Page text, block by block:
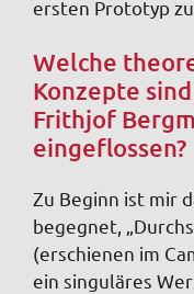
ersten Prototyp
Welche
Konzepte
Frithjof
eingeflossen?
Zu Beginn ist mir
begegnet,
(erschienen im
ein singuläres